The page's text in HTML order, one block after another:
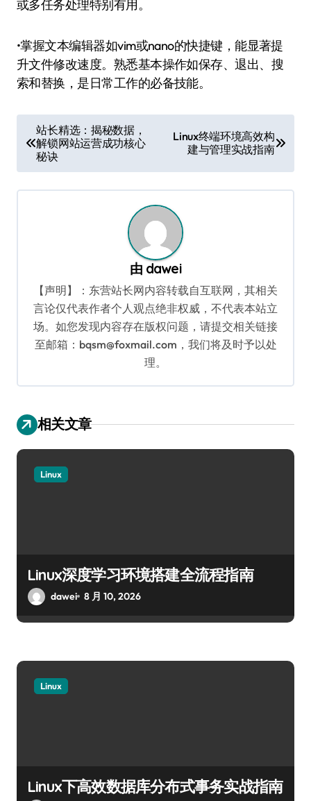
或多任务处理特别有用。
•掌握文本编辑器如vim或nano的快捷键，能显著提
升文件修改速度。熟悉基本操作如保存、退出、搜
索和替换，是日常工作的必备技能。
章
导
航
站长精选：揭秘数据，
解锁网站运营成功核心
秘诀
Linux终端环境高效构
建与管理实战指南
由 dawei
【声明】：东营站长网内容转载自互联网，其相关
言论仅代表作者个人观点绝非权威，不代表本站立
场。如您发现内容存在版权问题，请提交相关链接
至邮箱：bqsm@foxmail.com，我们将及时予以处
理。
相关文章
Linux
Linux深度学习环境搭建全流程指南
dawei 8 月 10, 2026
Linux
Linux下高效数据库分布式事务实战指南